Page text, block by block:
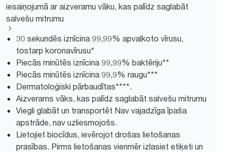
iesaiņojumā ar aizveramu vāku, kas palīdz saglabāt
salvešu mitrumu
30 sekundēs iznīcina 99,99% apvalkoto vīrusu,
tostarp koronavīrusu*
Piecās minūtēs iznīcina 99,99% baktēriju**
Piecās minūtēs iznīcina 99,9% raugu***
Dermatoloģiski pārbaudītas****.
Aizverams vāks, kas palīdz saglabāt salvešu mitrumu
Viegli glabāt un transportēt Nav vajadzīga īpaša
apstrāde, nav uzliesmojošs.
Lietojiet biocīdus, ievērojot drošas lietošanas
prasības. Pirms lietošanas vienmēr izlasiet etiķeti un